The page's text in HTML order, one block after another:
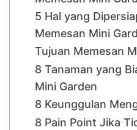
5 Hal yang
Memesan Mini
Tujuan Memesan
8 Tanaman yang
Mini Garden
8 Keunggulan
8 Pain Point Jika